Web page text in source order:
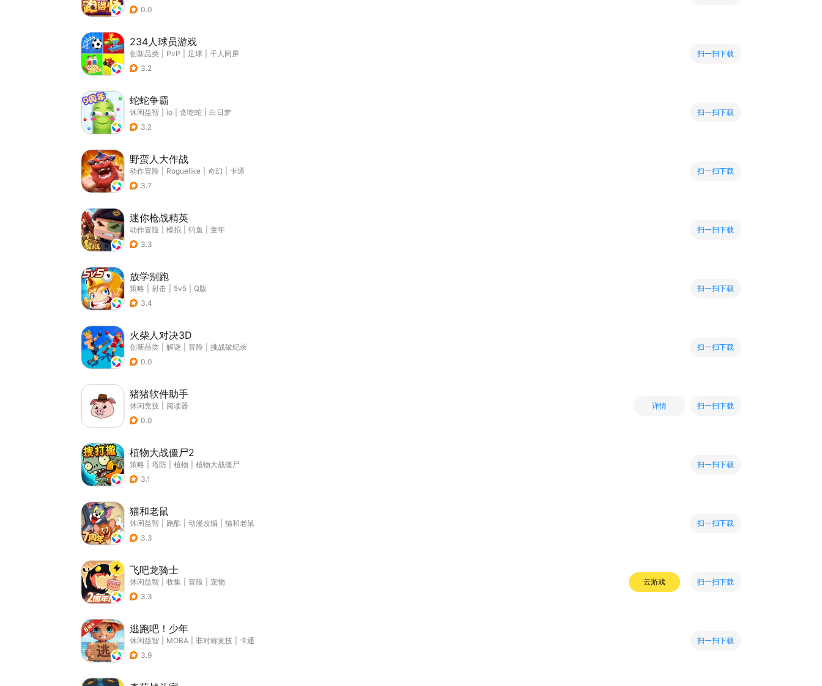
0.0
234人球员游戏
创新品类 PvP 足球
千人同屏
3.2
扫一扫下载
蛇蛇争霸
休闲益智 io 贪吃蛇
白日梦
3.2
扫一扫下载
野蛮人大作战
动作冒险 Roguelike 奇幻
卡通
3.7
扫一扫下载
迷你枪战精英
动作冒险 模拟 钓鱼
童年
3.3
扫一扫下载
放学别跑
策略 射击 5v5
Q版
3.4
扫一扫下载
火柴人对决3D
创新品类 解谜 冒险
挑战破纪录
0.0
扫一扫下载
猪猪软件助手
休闲竞技
阅读器
0.0
详情 扫一扫下载
植物大战僵尸2
策略 塔防 植物
植物大战僵尸
3.1
扫一扫下载
猫和老鼠
休闲益智 跑酷 动漫改编
猫和老鼠
3.3
扫一扫下载
飞吧龙骑士
休闲益智 收集 冒险
宠物
3.3
云游戏 扫一扫下载
逃跑吧！少年
休闲益智 MOBA 非对称竞技
卡通
3.9
扫一扫下载